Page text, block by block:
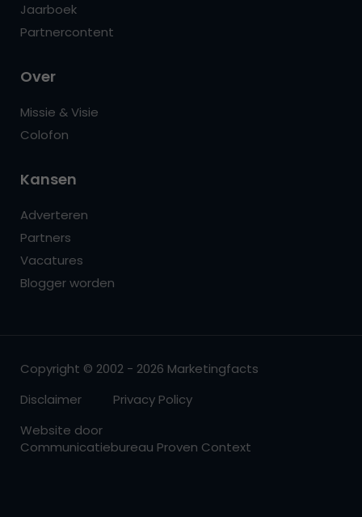
Jaarboek
Partnercontent
Over
Missie & Visie
Colofon
Kansen
Adverteren
Partners
Vacatures
Blogger worden
Copyright © 2002 - 2026 Marketingfacts
Disclaimer
Privacy Policy
Website door
Communicatiebureau Proven Context